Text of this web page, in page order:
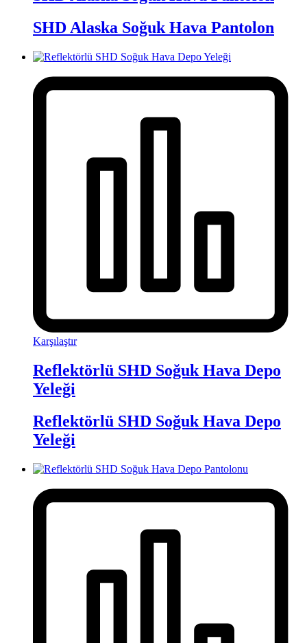
SHD Alaska Soğuk Hava Pantolon
Karşılaştır
Reflektörlü SHD Soğuk Hava Depo
Yeleği
Reflektörlü SHD Soğuk Hava Depo
Yeleği